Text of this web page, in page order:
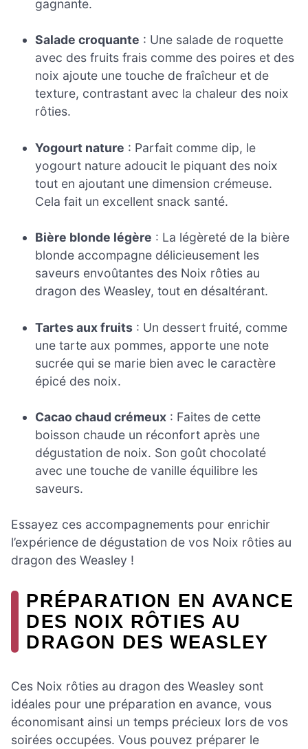
gagnante.
Salade croquante : Une salade de roquette
avec des fruits frais comme des poires et des
noix ajoute une touche de fraîcheur et de
texture, contrastant avec la chaleur des noix
rôties.
Yogourt nature : Parfait comme dip, le
yogourt nature adoucit le piquant des noix
tout en ajoutant une dimension crémeuse.
Cela fait un excellent snack santé.
Bière blonde légère : La légèreté de la bière
blonde accompagne délicieusement les
saveurs envoûtantes des Noix rôties au
dragon des Weasley, tout en désaltérant.
Tartes aux fruits : Un dessert fruité, comme
une tarte aux pommes, apporte une note
sucrée qui se marie bien avec le caractère
épicé des noix.
Cacao chaud crémeux : Faites de cette
boisson chaude un réconfort après une
dégustation de noix. Son goût chocolaté
avec une touche de vanille équilibre les
saveurs.
Essayez ces accompagnements pour enrichir
l’expérience de dégustation de vos Noix rôties au
dragon des Weasley !
PRÉPARATION EN AVANCE
DES NOIX RÔTIES AU
DRAGON DES WEASLEY
Ces Noix rôties au dragon des Weasley sont
idéales pour une préparation en avance, vous
économisant ainsi un temps précieux lors de vos
soirées occupées. Vous pouvez préparer le